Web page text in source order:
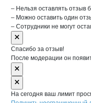
– Нельзя оставлять отзыв
– Можно оставить один
– Сотрудники не могут
Спасибо за отзыв!
После модерации он
На сегодня ваш лимит